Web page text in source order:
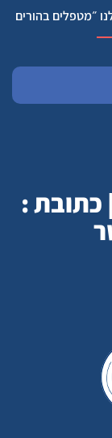
טלפון : 077-2085240 | כתובת :